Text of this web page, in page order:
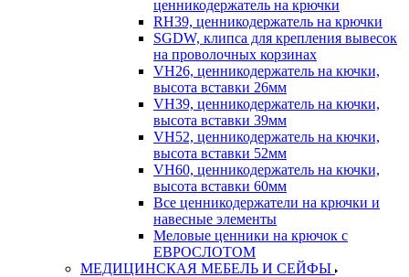
ценникодержатель на крючки
RH39, ценникодержатель на крючки
SGDW, клипса для крепления вывесок
на проволочных корзинах
VH26, ценникодержатель на кючки,
высота вставки 26мм
VH39, ценникодержатель на кючки,
высота вставки 39мм
VH52, ценникодержатель на кючки,
высота вставки 52мм
VH60, ценникодержатель на кючки,
высота вставки 60мм
Все ценникодержатели на крючки и
навесные элементы
Меловые ценники на крючок с
ЕВРОСЛОТОМ
МЕДИЦИНСКАЯ МЕБЕЛЬ И СЕЙФЫ